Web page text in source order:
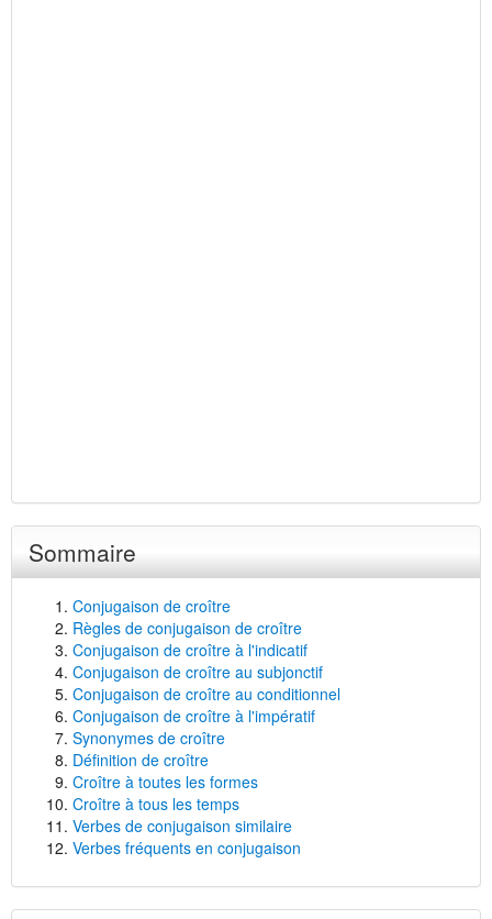
Sommaire
Conjugaison de croître
Règles de conjugaison de croître
Conjugaison de croître à l'indicatif
Conjugaison de croître au subjonctif
Conjugaison de croître au conditionnel
Conjugaison de croître à l'impératif
Synonymes de croître
Définition de croître
Croître à toutes les formes
Croître à tous les temps
Verbes de conjugaison similaire
Verbes fréquents en conjugaison